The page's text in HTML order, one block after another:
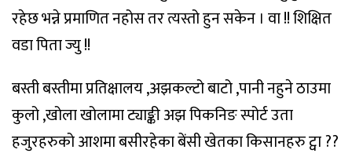
रहेछ भन्ने प्रमाणित नहोस तर त्यस्तो हुन सकेन । वा !! शिक्षित
वडा पिता ज्यु !!
बस्ती बस्तीमा प्रतिक्षालय ,अझकल्टो बाटो ,पानी नहुने ठाउमा
कुलो ,खोला खोलामा ट्याङ्की अझ पिकनिङ स्पोर्ट उता
हजुरहरुको आशमा बसीरहेका बेंसी खेतका किसानहरु ट्वा ??